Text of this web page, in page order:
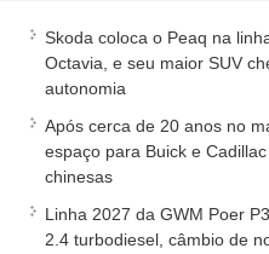
Skoda coloca o Peaq na
Octavia, e seu maior SUV
autonomia
Após cerca de 20 anos no
espaço para Buick e
chinesas
Linha 2027 da GWM Poer
2.4 turbodiesel, câmbio de